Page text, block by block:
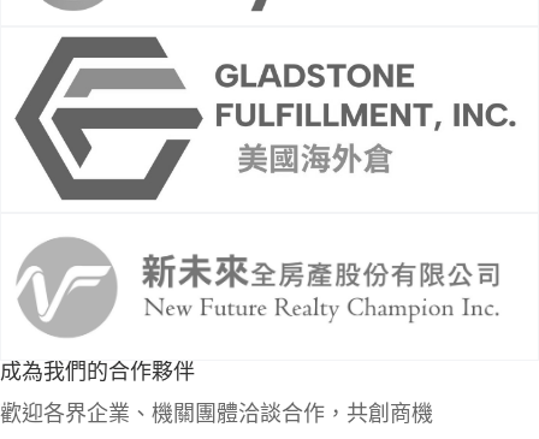
成為我們的合作夥伴
歡迎各界企業、機關團體洽談合作，共創商機